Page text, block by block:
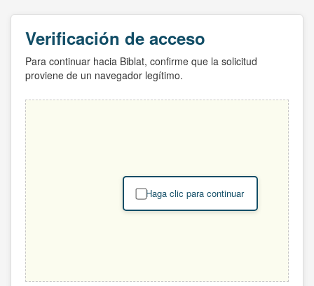
Verificación de acceso
Para continuar hacia Biblat, confirme que la solicitud
proviene de un navegador legítimo.
Haga clic para continuar